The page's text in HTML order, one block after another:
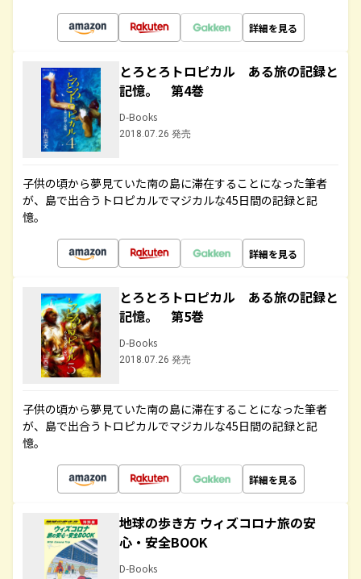
詳細を見る
とろとろトロピカル ある旅の記録と
記憶。 第4巻
D-Books
2018.07.26 発売
子供の頃から夢見ていた南の島に滞在することになった筆者
が、島で出合うトロピカルでマジカルな45日間の記録と記
憶。
詳細を見る
とろとろトロピカル ある旅の記録と
記憶。 第5巻
D-Books
2018.07.26 発売
子供の頃から夢見ていた南の島に滞在することになった筆者
が、島で出合うトロピカルでマジカルな45日間の記録と記
憶。
詳細を見る
地球の歩き方 ウィズコロナ旅の安
心・安全BOOK
D-Books